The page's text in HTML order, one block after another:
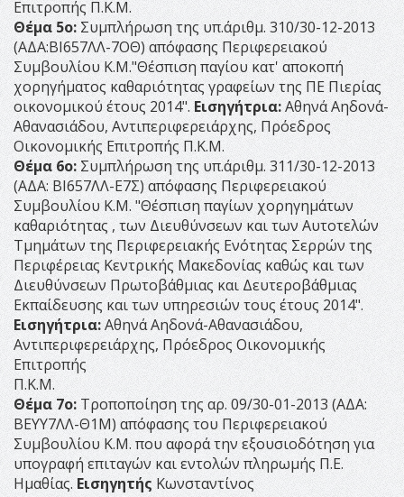
Επιτροπής Π.Κ.Μ.
Θέμα 5ο:Συμπλήρωση της υπ.΄αριθμ. 310/30-12-2013
(AΔΑ:ΒΙ657ΛΛ-7ΟΘ) απόφασης Περιφερειακού
Συμβουλίου Κ.Μ."Θέσπιση παγίου κατ' αποκοπή
χορηγήματος καθαριότητας γραφείων της ΠΕ Πιερίας
οικονομικού έτους 2014". Εισηγήτρια:Αθηνά Αηδονά-
Αθανασιάδου, Αντιπεριφερειάρχης, Πρόεδρος
Οικονομικής Επιτροπής Π.Κ.Μ.
Θέμα 6ο:Συμπλήρωση της υπ.΄αριθμ. 311/30-12-2013
(ΑΔΑ: ΒΙ657ΛΛ-Ε7Σ) απόφασης Περιφερειακού
Συμβουλίου Κ.Μ. "Θέσπιση παγίων χορηγημάτων
καθαριότητας , των Διευθύνσεων και των Αυτοτελών
Τμημάτων της Περιφερειακής Ενότητας Σερρών της
Περιφέρειας Κεντρικής Μακεδονίας καθώς και των
Διευθύνσεων Πρωτοβάθμιας και Δευτεροβάθμιας
Εκπαίδευσης και των υπηρεσιών τους έτους 2014".
Εισηγήτρια:Αθηνά Αηδονά-Αθανασιάδου,
Αντιπεριφερειάρχης, Πρόεδρος Οικονομικής
Επιτροπής
Π.Κ.Μ.
Θέμα 7ο: Τροποποίηση της αρ. 09/30-01-2013 (ΑΔΑ:
ΒΕΥΥ7ΛΛ-Θ1Μ) απόφασης του Περιφερειακού
Συμβουλίου Κ.Μ. που αφορά την εξουσιοδότηση για
υπογραφή επιταγών και εντολών πληρωμής Π.Ε.
Ημαθίας. ΕισηγητήςΚωνσταντίνος